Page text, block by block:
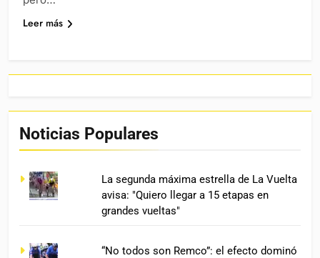
Leer más
Noticias Populares
La segunda máxima estrella de La Vuelta
avisa: "Quiero llegar a 15 etapas en
grandes vueltas"
“No todos son Remco”: el efecto dominó